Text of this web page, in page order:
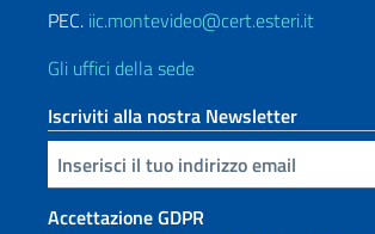
PEC. iic.montevideo@cert.esteri.it
Gli uffici della sede
Iscriviti alla nostra Newsletter
Inserisci la tua email
Accettazione GDPR